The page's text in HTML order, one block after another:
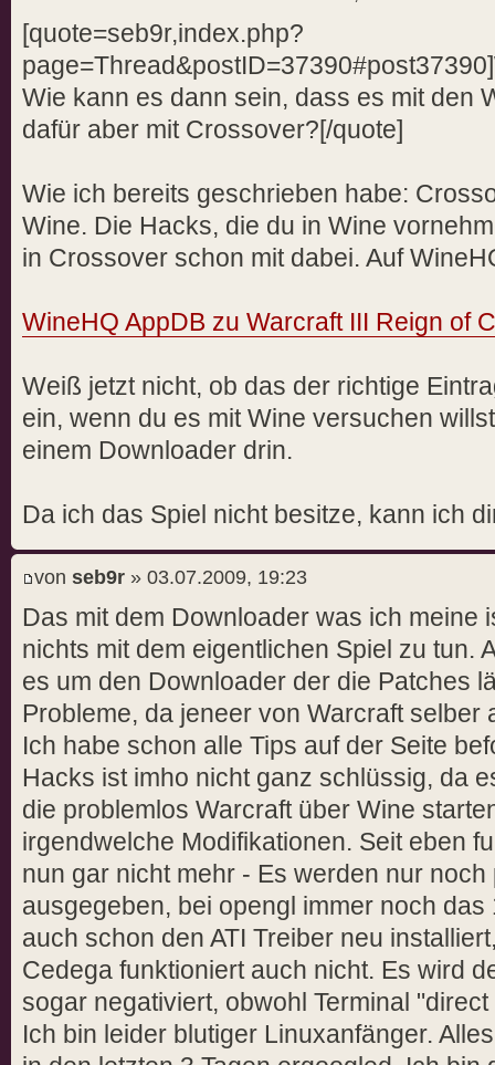
[quote=seb9r,index.php?
Wie kann es dann sein, dass es mit den
dafür aber mit Crossover?[/quote]
Wie ich bereits geschrieben habe:
Wine. Die Hacks, die du in Wine
in Crossover schon mit dabei. Auf
WineHQ AppDB zu Warcraft III Reign of
Weiß jetzt nicht, ob das der richtige
ein, wenn du es mit Wine versuchen
einem Downloader drin.
Da ich das Spiel nicht besitze, kann ich
von seb9r » 03.07.2009, 19:23
Das mit dem Downloader was ich meine
nichts mit dem eigentlichen Spiel zu tun.
es um den Downloader der die Patches
Probleme, da jeneer von Warcraft selber
Ich habe schon alle Tips auf der Seite
Hacks ist imho nicht ganz schlüssig, da
die problemlos Warcraft über Wine
irgendwelche Modifikationen. Seit eben
nun gar nicht mehr - Es werden nur
ausgegeben, bei opengl immer noch
auch schon den ATI Treiber neu
Cedega funktioniert auch nicht. Es wird
sogar negativiert, obwohl Terminal
Ich bin leider blutiger Linuxanfänger.